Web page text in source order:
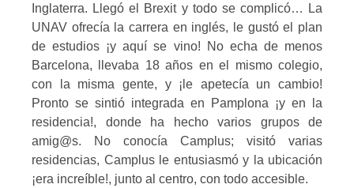
Inglaterra. Llegó el Brexit y todo se complicó… La
UNAV ofrecía la carrera en inglés, le gustó el plan
de estudios ¡y aquí se vino! No echa de menos
Barcelona, llevaba 18 años en el mismo colegio,
con la misma gente, y ¡le apetecía un cambio!
Pronto se sintió integrada en Pamplona ¡y en la
residencia!, donde ha hecho varios grupos de
amig@s. No conocía Camplus; visitó varias
residencias, Camplus le entusiasmó y la ubicación
¡era increíble!, junto al centro, con todo accesible.